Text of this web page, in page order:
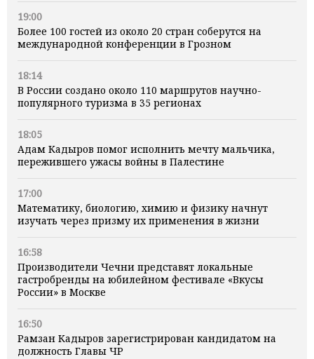
19:00
Более 100 гостей из около 20 стран соберутся на
международной конференции в Грозном
18:14
В России создано около 110 маршрутов научно-
популярного туризма в 35 регионах
18:05
Адам Кадыров помог исполнить мечту мальчика,
пережившего ужасы войны в Палестине
17:00
Математику, биологию, химию и физику начнут
изучать через призму их применения в жизни
16:58
Производители Чечни представят локальные
гастробренды на юбилейном фестивале «Вкусы
России» в Москве
16:50
Рамзан Кадыров зарегистрирован кандидатом на
должность Главы ЧР